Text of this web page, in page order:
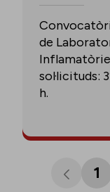
de
sol·licituds:
h.
1